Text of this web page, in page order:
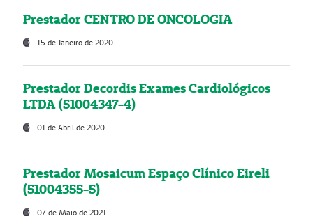
Prestador CENTRO DE ONCOLOGIA
15 de Janeiro de 2020
Prestador Decordis Exames Cardiológicos
LTDA (51004347-4)
01 de Abril de 2020
Prestador Mosaicum Espaço Clínico Eireli
(51004355-5)
07 de Maio de 2021